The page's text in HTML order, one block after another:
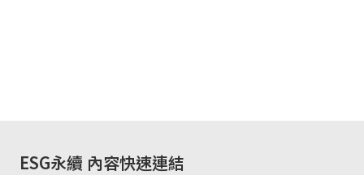
ESG永續 內容快速連結